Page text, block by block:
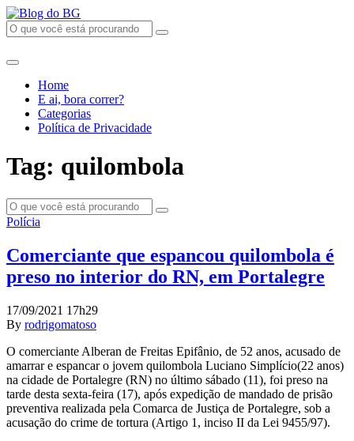
Home
E ai, bora correr?
Categorias
Política de Privacidade
Tag: quilombola
Polícia
Comerciante que espancou quilombola é
preso no interior do RN, em Portalegre
17/09/2021 17h29
By rodrigomatoso
O comerciante Alberan de Freitas Epifânio, de 52 anos, acusado de
amarrar e espancar o jovem quilombola Luciano Simplício(22 anos)
na cidade de Portalegre (RN) no último sábado (11), foi preso na
tarde desta sexta-feira (17), após expedição de mandado de prisão
preventiva realizada pela Comarca de Justiça de Portalegre, sob a
acusação do crime de tortura (Artigo 1, inciso II da Lei 9455/97).